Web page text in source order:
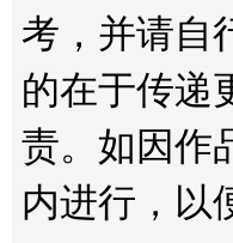
考，并请自
的在于传递
责。如因作
内进行，以